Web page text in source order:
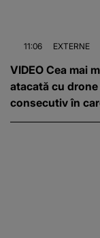
11:06 EXTERNE
VIDEO Cea mai
atacată cu
consecutiv în